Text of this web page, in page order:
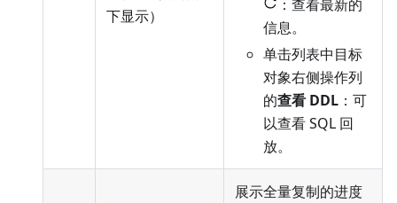
下显示）
：查看最新的
信息。
单击列表中目标
对象右侧操作列
的查看 DDL ：可
以查看 SQL 回
放。
展示全量复制的进度